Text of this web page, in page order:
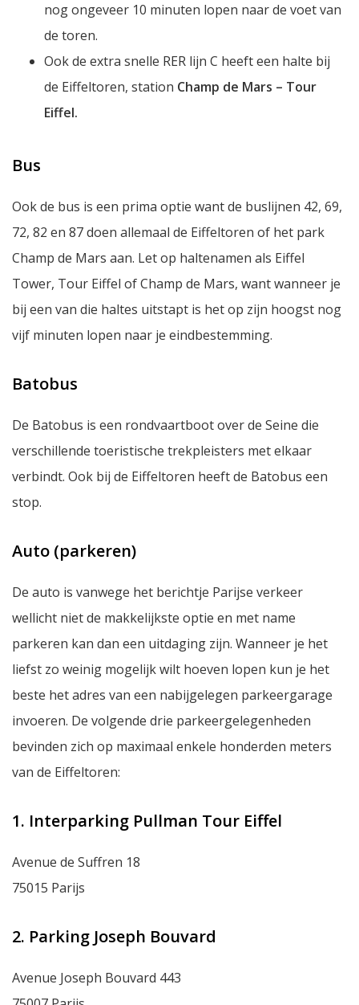
nog ongeveer 10 minuten lopen naar de voet van
de toren.
Ook de extra snelle RER lijn C heeft een halte bij
de Eiffeltoren, station Champ de Mars – Tour
Eiffel.
Bus
Ook de bus is een prima optie want de buslijnen 42, 69,
72, 82 en 87 doen allemaal de Eiffeltoren of het park
Champ de Mars aan. Let op haltenamen als Eiffel
Tower, Tour Eiffel ofChamp de Mars, want wanneer je
bij een van die haltes uitstapt is het op zijn hoogst nog
vijf minuten lopen naar je eindbestemming.
Batobus
De Batobus is een rondvaartboot over de Seine die
verschillende toeristische trekpleisters met elkaar
verbindt. Ook bij de Eiffeltoren heeft de Batobus een
stop.
Auto (parkeren)
De auto is vanwege het berichtje Parijse verkeer
wellicht niet de makkelijkste optie en met name
parkeren kan dan een uitdaging zijn. Wanneer je het
liefst zo weinig mogelijk wilt hoeven lopen kun je het
beste het adres van een nabijgelegen parkeergarage
invoeren. De volgende drie parkeergelegenheden
bevinden zich op maximaal enkele honderden meters
van de Eiffeltoren:
1. Interparking Pullman Tour Eiffel
Avenue de Suffren 18
75015 Parijs
2. Parking Joseph Bouvard
Avenue Joseph Bouvard 443